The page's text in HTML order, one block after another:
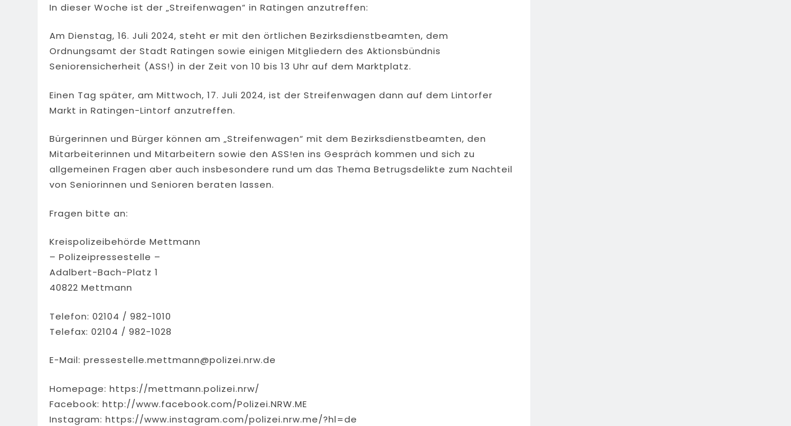
In dieser Woche ist der „Streifenwagen“ in Ratingen anzutreffen:
Am Dienstag, 16. Juli 2024, steht er mit den örtlichen Bezirksdienstbeamten, dem
Ordnungsamt der Stadt Ratingen sowie einigen Mitgliedern des Aktionsbündnis
Seniorensicherheit (ASS!) in der Zeit von 10 bis 13 Uhr auf dem Marktplatz.
Einen Tag später, am Mittwoch, 17. Juli 2024, ist der Streifenwagen dann auf dem Lintorfer
Markt in Ratingen-Lintorf anzutreffen.
Bürgerinnen und Bürger können am „Streifenwagen“ mit dem Bezirksdienstbeamten, den
Mitarbeiterinnen und Mitarbeitern sowie den ASS!en ins Gespräch kommen und sich zu
allgemeinen Fragen aber auch insbesondere rund um das Thema Betrugsdelikte zum Nachteil
von Seniorinnen und Senioren beraten lassen.
Fragen bitte an:
Kreispolizeibehörde Mettmann
– Polizeipressestelle –
Adalbert-Bach-Platz 1
40822 Mettmann
Telefon: 02104 / 982-1010
Telefax: 02104 / 982-1028
E-Mail: pressestelle.mettmann@polizei.nrw.de
Homepage: https://mettmann.polizei.nrw/
Facebook: http://www.facebook.com/Polizei.NRW.ME
Instagram: https://www.instagram.com/polizei.nrw.me/?hl=de